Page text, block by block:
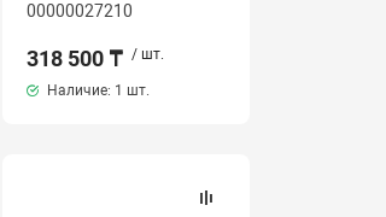
00000027210
318 500 ₸ / шт.
Наличие: 1 шт.